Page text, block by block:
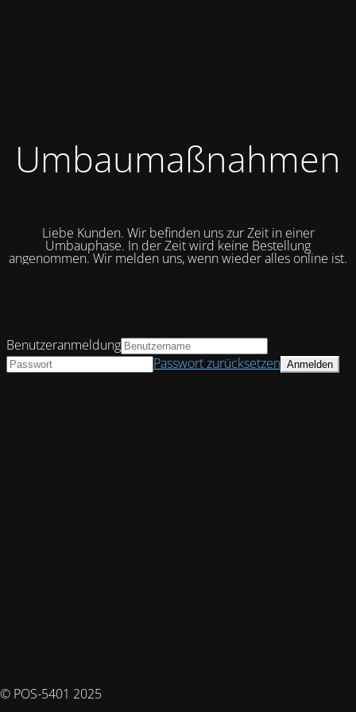
Umbaumaßnahmen
Liebe Kunden. Wir befinden uns zur Zeit in einer
Umbauphase. In der Zeit wird keine Bestellung
angenommen. Wir melden uns, wenn wieder alles online ist.
© POS-5401 2025
Benutzeranmeldung
Passwort zurücksetzen